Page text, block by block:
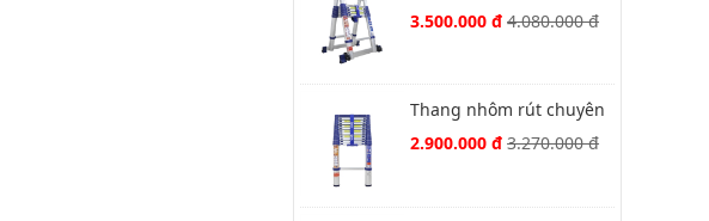
Nikawa NK-38AI-Pri
3.500.000 đ4.080.000 đ
Thang nhôm rút chuyên
dụng Nikawa NK-38
2.900.000 đ3.270.000 đ